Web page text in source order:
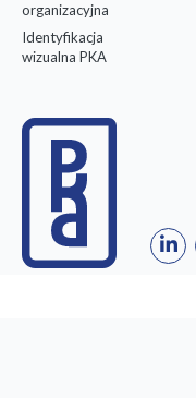
organizacyjna
Identyfikacja
wizualna PKA